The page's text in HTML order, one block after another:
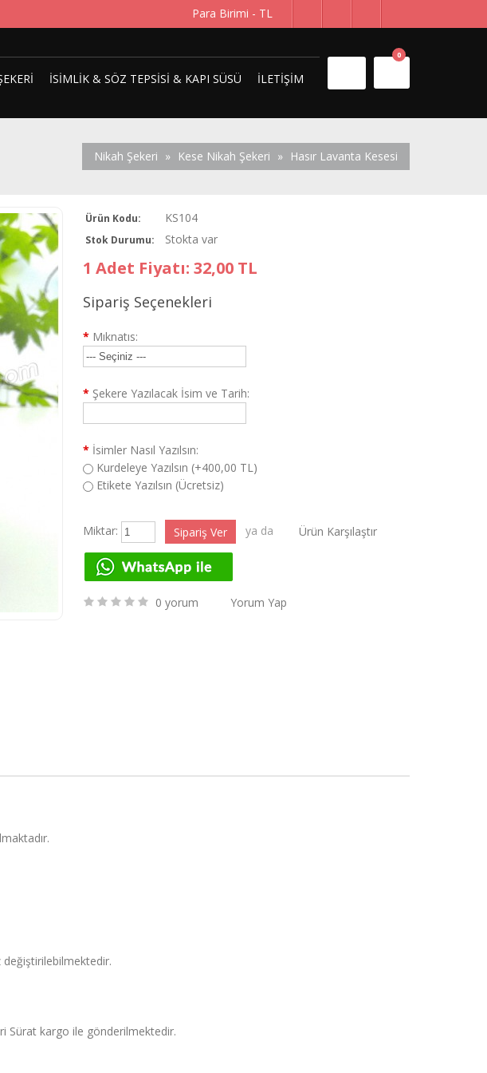
Para Birimi - TL
0
İSIMLIK & SÖZ TEPSISI & KAPI SÜSÜ İLETIŞIM
Nikah Şekeri » Kese Nikah Şekeri » Hasır Lavanta Kesesi
Ürün Kodu: KS104
Stok Durumu: Stokta var
1 Adet Fiyatı: 32,00 TL
Sipariş Seçenekleri
* Mıknatıs:
* Şekere Yazılacak İsim ve Tarih:
* İsimler Nasıl Yazılsın:
Kurdeleye Yazılsın (+400,00 TL)
Etikete Yazılsın (Ücretsiz)
Miktar: ya da Ürün Karşılaştır
0 yorum Yorum Yap
Sürat kargo ile gönderilmektedir.